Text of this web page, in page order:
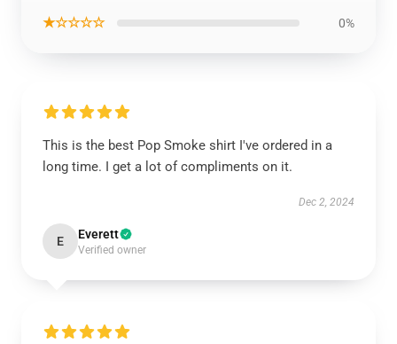
★☆☆☆☆ 0%
This is the best Pop Smoke shirt I've ordered in a
long time. I get a lot of compliments on it.
Dec 2, 2024
E Everett
Verified owner